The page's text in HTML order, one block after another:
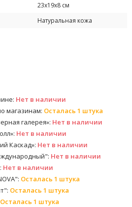
23х19х8 см
Натуральная кожа
Нет в наличии
магазинам: Осталась 1 штука
галерея»: Нет в наличии
Нет в наличии
Каскад»: Нет в наличии
Нет в наличии
Нет в наличии
Осталась 1 штука
Осталась 1 штука
Осталась 1 штука